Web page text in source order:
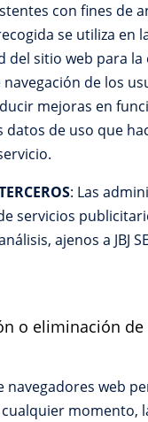
con fines de
se utiliza en
del sitio web para
de los
mejoras en
datos de uso que
: Las
servicios
ajenos a JBJ
o eliminación de
navegadores web
momento,